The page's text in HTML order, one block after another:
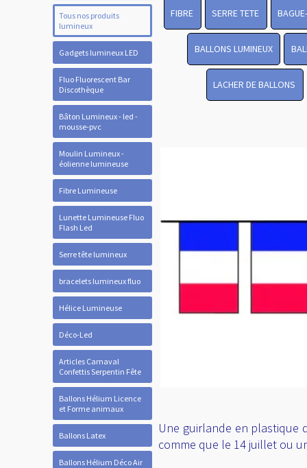
Tous nos produits
lumineux
Gadgets lumineux LED
Fluo Fluorescent Bar
Discothèque
Bâton Lumineux - led -
mousse-pvc
Moulin Lumineux -
éolienne lumineuse
Fibre Lumineuse
Lunette Lumineuse Fluo
Flash Led
Serre tête lumineux
bracelets lumineux fluo
Hélice Lumineuse
Déco-Led
Articles Carnaval
Confettis Serpentin Fête
Ballons Hélium Licence
et Forme animaux
Ballons Latex
Ballons Hélium Déco Air
FIBRE SERRE TETE
BALLONS LUMINEUX
LACHER DE BALLONS
Une guirlande en plastique
comme que le 14 juillet ou